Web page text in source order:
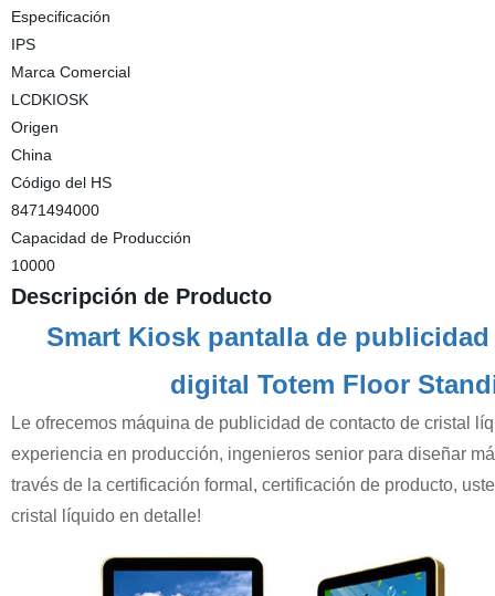
Especificación
IPS
Marca Comercial
LCDKIOSK
Origen
China
Código del HS
8471494000
Capacidad de Producción
10000
Descripción de Producto
Smart Kiosk pantalla de
digital Totem Floor
Le ofrecemos máquina de publicidad de contacto de cristal
experiencia en producción, ingenieros senior para diseñar
través de la certificación formal, certificación de producto,
cristal líquido en detalle!